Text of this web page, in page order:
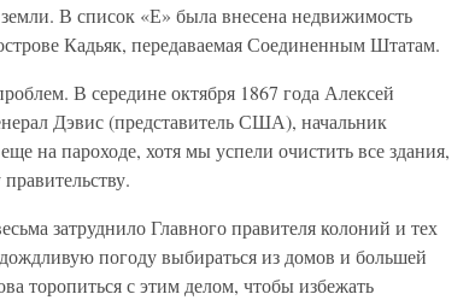
В список «Е» была внесена недвижимость
Кадьяк, передаваемая Соединенным Штатам.
В середине октября 1867 года Алексей
Дэвис (представитель США), начальник
на пароходе, хотя мы успели очистить все здания,
затруднило Главного правителя колоний и тех
погоду выбираться из домов и большей
торопиться с этим делом, чтобы избежать